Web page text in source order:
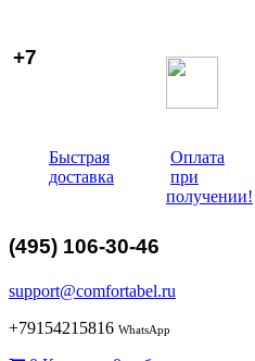
Быстрая
доставка
Оплата
при
получении!
+7
(495) 106-30-46
support@comfortabel.ru
+79154215816 WhatsApp